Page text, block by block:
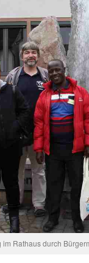
im Rathaus durch